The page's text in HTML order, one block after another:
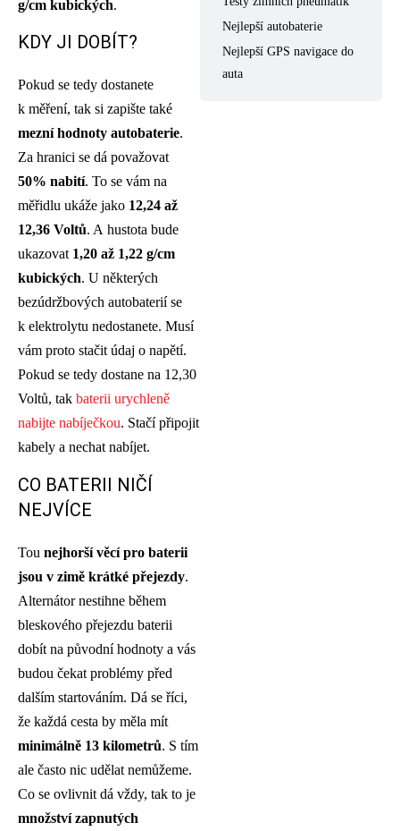
g/cm kubických.
KDY JI DOBÍT?
Pokud se tedy dostanete
k měření, tak si zapište také
mezní hodnoty autobaterie.
Za hranici se dá považovat
50% nabití. To se vám na
měřidlu ukáže jako 12,24 až
12,36 Voltů. A hustota bude
ukazovat 1,20 až 1,22 g/cm
kubických. U některých
bezúdržbových autobaterií se
k elektrolytu nedostanete. Musí
vám proto stačit údaj o napětí.
Pokud se tedy dostane na 12,30
Voltů, tak baterii urychleně
nabijte nabíječkou. Stačí připojit
kabely a nechat nabíjet.
CO BATERII NIČÍ
NEJVÍCE
Tou nejhorší věcí pro baterii
jsou v zimě krátké přejezdy.
Alternátor nestihne během
bleskového přejezdu baterii
dobít na původní hodnoty a vás
budou čekat problémy před
dalším startováním. Dá se říci,
že každá cesta by měla mít
minimálně 13 kilometrů. S tím
ale často nic udělat nemůžeme.
Co se ovlivnit dá vždy, tak to je
množství zapnutých
Nejlepší autobaterie
Nejlepší GPS navigace do
auta